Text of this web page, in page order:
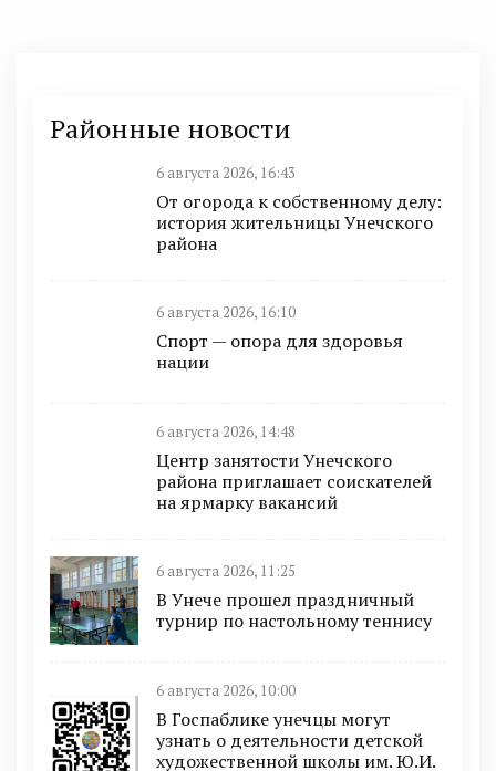
Районные новости
6 августа 2026, 16:43
От огорода к собственному делу:
история жительницы Унечского
района
6 августа 2026, 16:10
Спорт — опора для здоровья
нации
6 августа 2026, 14:48
Центр занятости Унечского
района приглашает соискателей
на ярмарку вакансий
6 августа 2026, 11:25
В Унече прошел праздничный
турнир по настольному теннису
6 августа 2026, 10:00
В Госпаблике унечцы могут
узнать о деятельности детской
художественной школы им. Ю.И.